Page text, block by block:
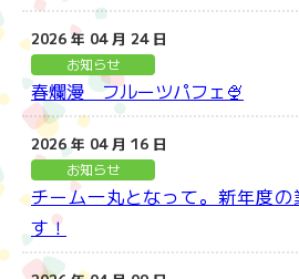
2026 年 04 月 24 日
お知らせ
春爛漫 フルーツパフェ🍨
2026 年 04 月 16 日
お知らせ
チーム一丸となって。新年度
す！